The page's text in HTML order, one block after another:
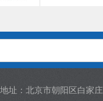
地址：北京市朝阳区白家